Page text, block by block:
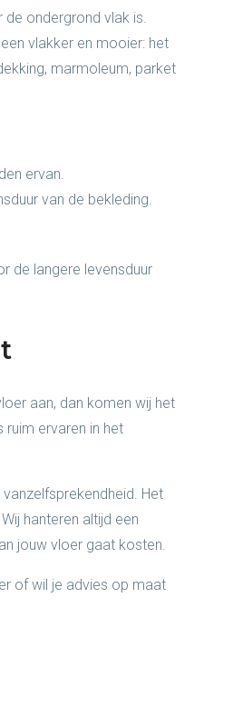
ondergrond vlak is.
vlakker en mooier: het
marmoleum, parket
ervan.
van de bekleding.
de langere levensduur
aan, dan komen wij het
ervaren in het
Het
hanteren altijd een
jouw vloer gaat kosten.
of wil je advies op maat